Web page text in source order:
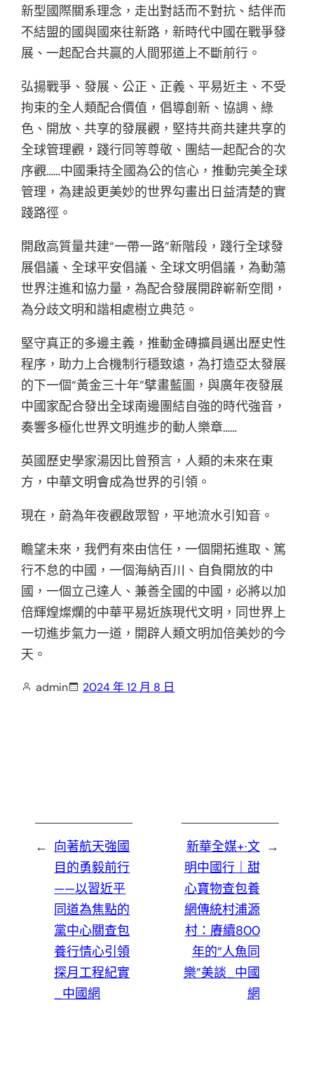
新型國際關系理念，走出對話而不對抗、結伴而
不結盟的國與國來往新路，新時代中國在戰爭發
展、一起配合共贏的人間邪道上不斷前行。
弘揚戰爭、發展、公正、正義、平易近主、不受
拘束的全人類配合價值，倡導創新、協調、綠
色、開放、共享的發展觀，堅持共商共建共享的
全球管理觀，踐行同等尊敬、團結一起配合的次
序觀……中國秉持全國為公的信心，推動完美全球
管理，為建設更美妙的世界勾畫出日益清楚的實
踐路徑。
開啟高質量共建“一帶一路”新階段，踐行全球發
展倡議、全球平安倡議、全球文明倡議，為動蕩
世界注進和協力量，為配合發展開辟嶄新空間，
為分歧文明和諧相處樹立典范。
堅守真正的多邊主義，推動金磚擴員邁出歷史性
程序，助力上合機制行穩致遠，為打造亞太發展
的下一個“黃金三十年”擘畫藍圖，與廣年夜發展
中國家配合發出全球南邊團結自強的時代強音，
奏響多極化世界文明進步的動人樂章……
英國歷史學家湯因比曾預言，人類的未來在東
方，中華文明會成為世界的引領。
現在，蔚為年夜觀啟眾智，平地流水引知音。
瞻望未來，我們有來由信任，一個開拓進取、篤
行不怠的中國，一個海納百川、自負開放的中
國，一個立己達人、兼善全國的中國，必將以加
倍輝煌燦爛的中華平易近族現代文明，同世界上
一切進步氣力一道，開辟人類文明加倍美妙的今
天。
admin 2024 年 12 月 8 日
← 向著航天強國
目的勇毅前行
——以習近平
同道為焦點的
黨中心關查包
養行情心引領
探月工程紀實
_中國網
→
新華全媒+·文
明中國行｜甜
心寶物查包養
網傳統村浦源
村：賡續800
年的“人魚同
樂”美談_中國
網